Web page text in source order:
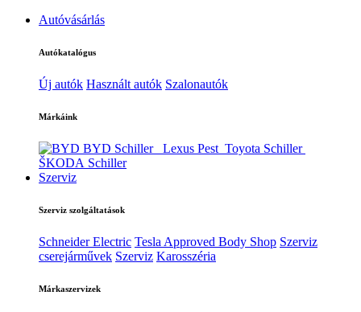
Autóvásárlás
Autókatalógus
Új autók Használt autók Szalonautók
Márkáink
BYD Schiller Lexus Pest Toyota Schiller
ŠKODA Schiller
Szerviz
Szerviz szolgáltatások
Schneider Electric Tesla Approved Body Shop Szerviz
cserejárművek Szerviz Karosszéria
Márkaszervizek